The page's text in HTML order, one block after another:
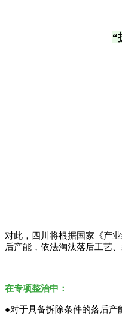
“
对此，四川将根据国家《产
后产能，依法淘汰落后工艺、
在专项整治中：
●对于具备拆除条件的落后产